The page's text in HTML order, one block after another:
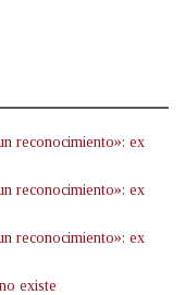
reconocimiento»: ex
reconocimiento»: ex
reconocimiento»: ex
existe